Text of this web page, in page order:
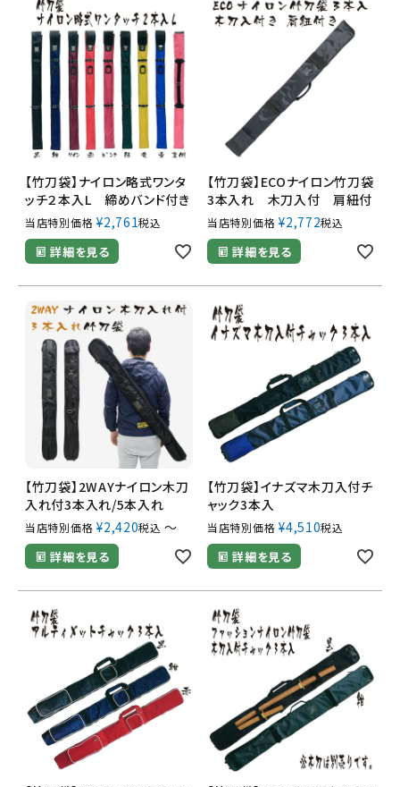
【竹刀袋】ナイロン略式ワンタ
ッチ２本入L 締めバンド付き
当店特別価格 ¥2,761税込
詳細を見る
【竹刀袋】ECOナイロン竹刀袋
3本入れ 木刀入付 肩紐付
当店特別価格 ¥2,772税込
詳細を見る
【竹刀袋】2WAYナイロン木刀
入れ付3本入れ/5本入れ
当店特別価格 ¥2,420税込 〜
詳細を見る
【竹刀袋】イナズマ木刀入付チ
ャック3本入
当店特別価格 ¥4,510税込
詳細を見る